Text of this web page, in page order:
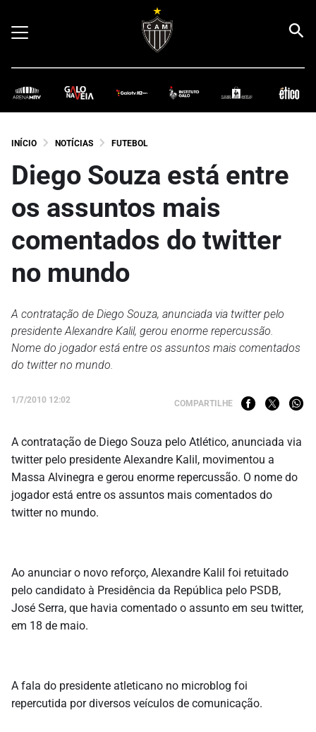
INÍCIO NOTÍCIAS FUTEBOL
Diego Souza está entre
os assuntos mais
comentados do twitter
no mundo
A contratação de Diego Souza, anunciada via twitter pelo
presidente Alexandre Kalil, gerou enorme repercussão.
Nome do jogador está entre os assuntos mais comentados
do twitter no mundo.
1/7/2010 12:02 COMPARTILHE
A contratação de Diego Souza pelo Atlético, anunciada via
twitter pelo presidente Alexandre Kalil, movimentou a
Massa Alvinegra e gerou enorme repercussão. O nome do
jogador está entre os assuntos mais comentados do
twitter no mundo.
Ao anunciar o novo reforço, Alexandre Kalil foi retuitado
pelo candidato à Presidência da República pelo PSDB,
José Serra, que havia comentado o assunto em seu twitter,
em 18 de maio.
A fala do presidente atleticano no microblog foi
repercutida por diversos veículos de comunicação.